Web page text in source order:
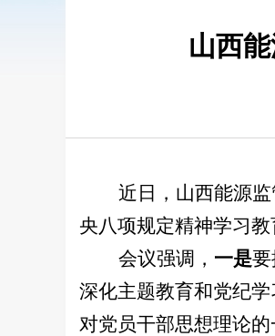
山西
近日，山西能源
央八项规定精神学习
会议强调， 一是
深化主题教育和党纪
对党员干部思想理论的